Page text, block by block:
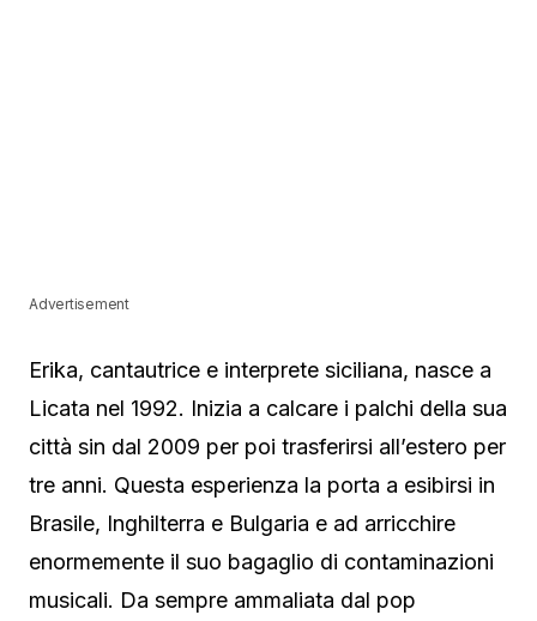
Advertisement
Erika, cantautrice e interprete siciliana, nasce a
Licata nel 1992. Inizia a calcare i palchi della sua
città sin dal 2009 per poi trasferirsi all’estero per
tre anni. Questa esperienza la porta a esibirsi in
Brasile, Inghilterra e Bulgaria e ad arricchire
enormemente il suo bagaglio di contaminazioni
musicali. Da sempre ammaliata dal pop